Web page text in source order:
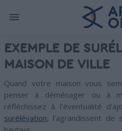
EXEMPLE DE
MAISON DE VILLE
Quand votre maison vous
penser à déménager ou à
réfléchissez à l’éventualité
surélévation, l’agrandissent